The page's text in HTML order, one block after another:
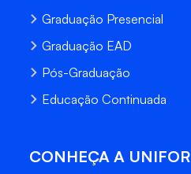
Graduação Presencial
Graduação EAD
Pós-Graduação
Educação Continuada
CONHEÇA A UNIFOR